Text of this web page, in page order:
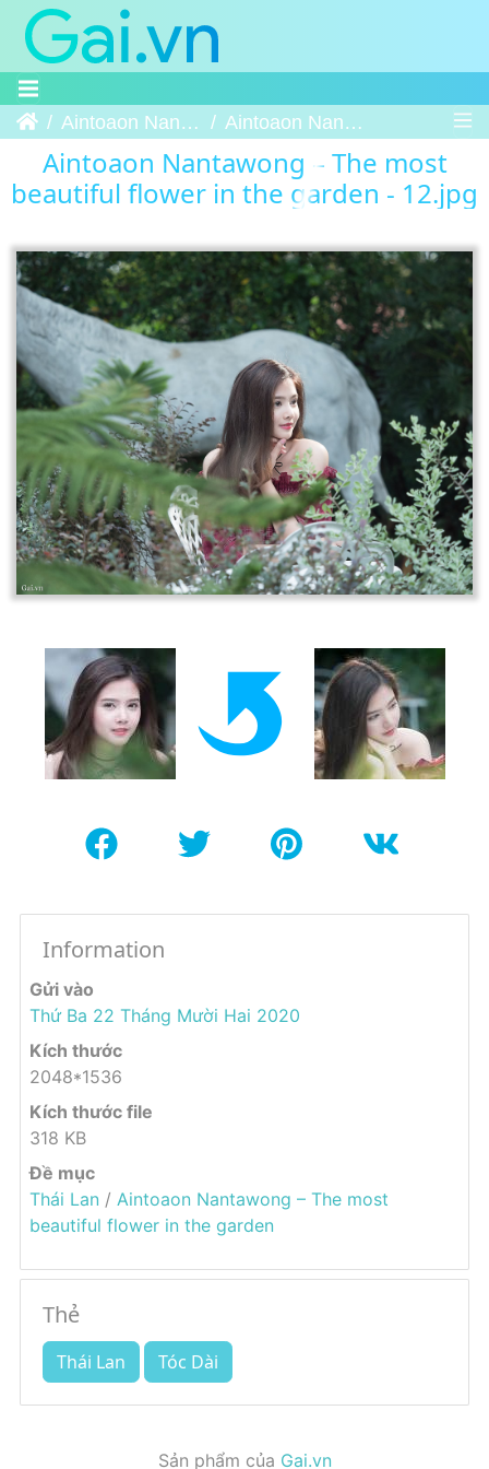
Trang chủAintoaon Nantawong – The most beautiful flower in the garden Aintoaon Nantawong – The most beautiful flower in the garden - 12
Aintoaon Nantawong – The most
beautiful flower in the garden - 12.jpg
Information
Gửi vào
Thứ Ba 22 Tháng Mười Hai 2020
Kích thước
2048*1536
Kích thước file
318 KB
Đề mục
Thái Lan / Aintoaon Nantawong – The most
beautiful flower in the garden
Thẻ
Thái Lan Tóc Dài
Sản phẩm của Gai.vn